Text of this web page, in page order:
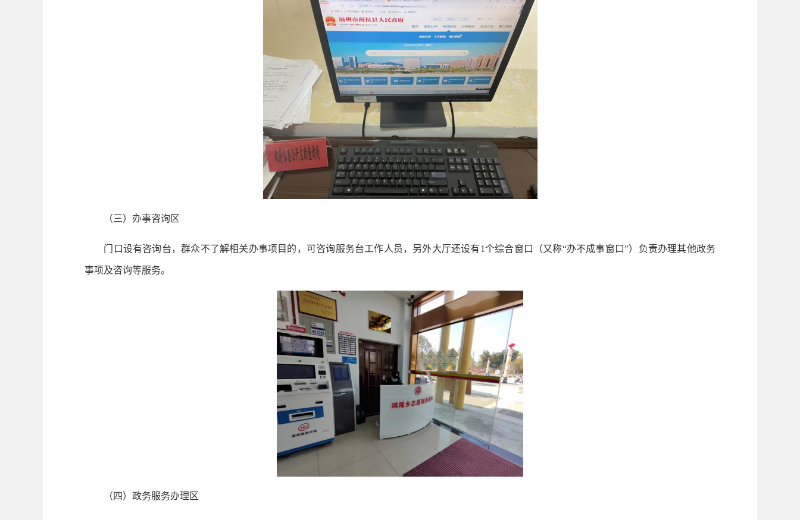
（三）办事咨询区
门口设有咨询台，群众不了解相关办事项目的，可咨询服务台工作人员，另外大厅还设有1个综合窗口（又称“办不成事窗口”）负责办理其他政务
事项及咨询等服务。
（四）政务服务办理区